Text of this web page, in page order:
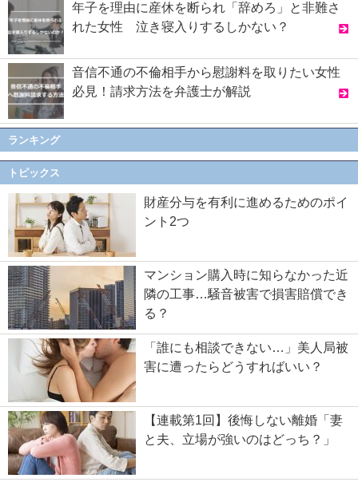
年子を理由に産休を断られ「辞めろ」と非難さ
れた女性 泣き寝入りするしかない？
音信不通の不倫相手から慰謝料を取りたい女性
必見！請求方法を弁護士が解説
ランキング
トピックス
財産分与を有利に進めるためのポイ
ント2つ
マンション購入時に知らなかった近
隣の工事…騒音被害で損害賠償でき
る？
「誰にも相談できない…」美人局被
害に遭ったらどうすればいい？
【連載第1回】後悔しない離婚「妻
と夫、立場が強いのはどっち？」